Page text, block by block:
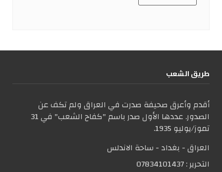
طریق الشعب
أقدم وأعرق صحيفة صدرت في العراق ولم تكف عن
الصدور. عددها الأول صدر باسم "كفاح الشعب" في 31
تموز/يوليو 1935.
العراق - بغداد - ساحة الاندلس
التحریر :07834101437